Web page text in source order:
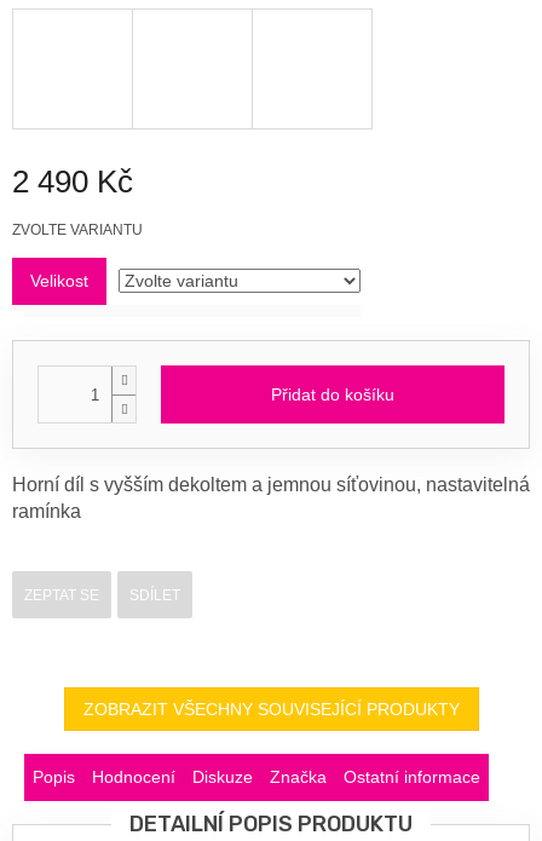
2 490 Kč
Měrná
ZVOLTE VARIANTU
Velikost
Přidat do košíku
Horní díl s vyšším dekoltem a jemnou síťovinou, nastavitelná
ramínka
ZEPTAT SE SDÍLET
ZOBRAZIT VŠECHNY SOUVISEJÍCÍ PRODUKTY
Popis Hodnocení Diskuze Značka Ostatní informace
DETAILNÍ POPIS PRODUKTU